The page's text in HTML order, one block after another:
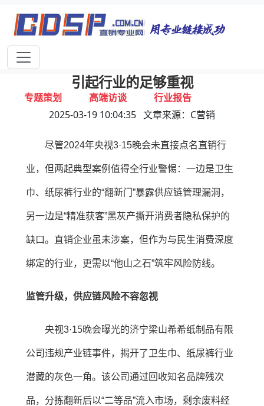
首页 独家报道 行业动态
企业资讯
专题策划 高端访谈 行业报告
央视3·15晚会曝光的这两起案例，也要
引起行业的足够重视
2025-03-19 10:04:35 文章来源：C营销
尽管2024年央视3·15晚会未直接点名直销行
业，但两起典型案例值得全行业警惕：一边是卫生
巾、纸尿裤行业的“翻新门”暴露供应链管理漏洞，
另一边是“精准获客”黑灰产撕开消费者隐私保护的
缺口。直销企业虽未涉案，但作为与民生消费深度
绑定的行业，更需以“他山之石”筑牢风险防线。
监管升级，供应链风险不容忽视
央视3·15晚会曝光的济宁梁山希希纸制品有限
公司违规产业链事件，揭开了卫生巾、纸尿裤行业
潜藏的灰色一角。该公司通过回收知名品牌残次
品，分拣翻新后以“二等品”流入市场，剩余废料经